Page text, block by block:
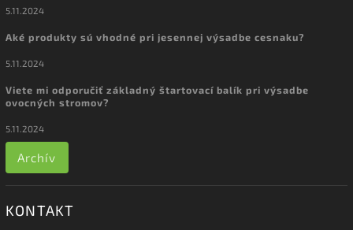
5.11.2024
Aké produkty sú vhodné pri jesennej výsadbe cesnaku?
5.11.2024
Viete mi odporučiť základný štartovací balík pri výsadbe
ovocných stromov?
5.11.2024
Archív
KONTAKT